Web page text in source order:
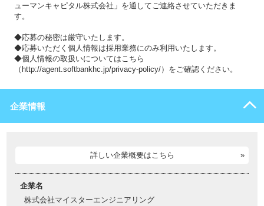
ューマンキャピタル株式会社」を通してご連絡させていただきま
す。
◆応募の秘密は厳守いたします。
◆応募いただく個人情報は採用業務にのみ利用いたします。
◆個人情報の取扱いについてはこちら
（http://agent.softbankhc.jp/privacy-policy/）をご確認ください。
企業情報
詳しい企業概要はこちら
企業名
株式会社マイスターエンジニアリング